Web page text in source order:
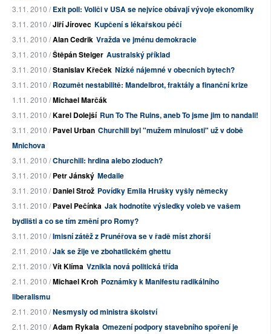
3.11. 2010 /Exit poll: Voliči v USA se nejvíce obávají vývoje ekonomiky
3.11. 2010 /Jiří Jírovec Kupčení s lékařskou péčí
3.11. 2010 /Alan Cedrik Vražda ve jménu demokracie
3.11. 2010 /Štěpán Steiger Australský příklad
3.11. 2010 /Stanislav Křeček Nízké nájemné v obecních bytech?
3.11. 2010 /Rozumět nestabilitě: Mandelbrot, fraktály a finanční krize
1.11. 2010 /Michael Marčák
3.11. 2010 /Karel Dolejší Run To The Ruins, aneb To jsme jim to nandali!
3.11. 2010 /Pavel Urban Churchill byl "mužem minulosti" už v době
Mnichova
3.11. 2010 /Churchill: hrdina alebo zloduch?
3.11. 2010 /Petr Jánský Medaile
3.11. 2010 /Daniel Strož Povídky Emila Hrušky vyšly německy
3.11. 2010 /Pavel Pečínka Jak hodnotíte výsledky voleb ve vašem
bydlišti a co se tím změní pro Romy?
3.11. 2010 /Imisní zátěž z Prunéřova se v řadě míst zhorší
2.11. 2010 /Jak se žije ve zbohatlickém ghettu
2.11. 2010 /Vít Klíma Vznikla nová politická třída
2.11. 2010 /Michael Kroh Poznámky k Manifestu radikálního
liberalismu
2.11. 2010 /Nesmysly od ministra školství
2.11. 2010 /Adam Rykala Omezení podpory stavebního spoření je